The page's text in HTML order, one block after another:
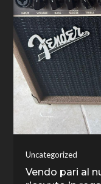
Uncategorized
Vendo pari al